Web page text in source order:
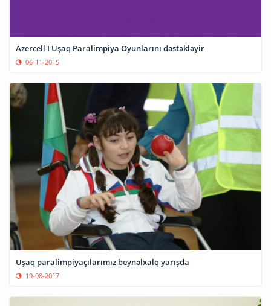
Azercell I Uşaq Paralimpiya Oyunlarını dəstəkləyir
06-11-2015
Uşaq paralimpiyaçılarımız beynəlxalq yarışda
19-08-2017